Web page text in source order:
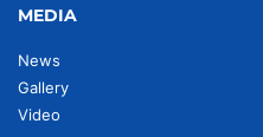
MEDIA
News
Gallery
Video